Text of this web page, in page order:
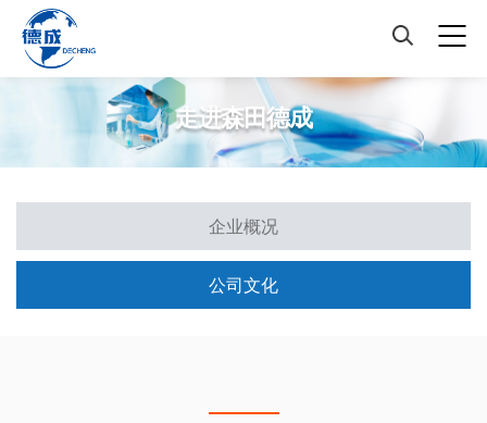
走进森田德成
企业概况
公司文化